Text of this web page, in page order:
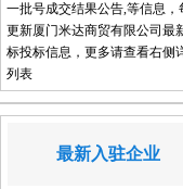
一批号成交结果公告,等信息，
更新厦门米达商贸有限公司最
标投标信息，更多请查看右侧
列表
最新入驻企业